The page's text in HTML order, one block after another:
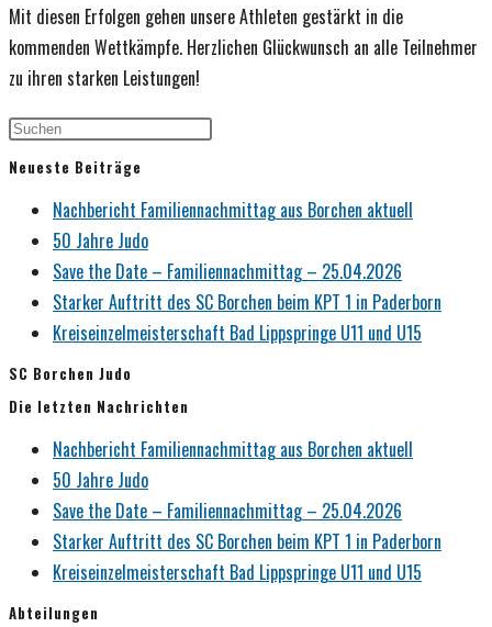
Mit diesen Erfolgen gehen unsere Athleten gestärkt in die
kommenden Wettkämpfe. Herzlichen Glückwunsch an alle Teilnehmer
zu ihren starken Leistungen!
Neueste Beiträge
Nachbericht Familiennachmittag aus Borchen aktuell
50 Jahre Judo
Save the Date – Familiennachmittag – 25.04.2026
Starker Auftritt des SC Borchen beim KPT 1 in Paderborn
Kreiseinzelmeisterschaft Bad Lippspringe U11 und U15
SC Borchen Judo
Die letzten Nachrichten
Nachbericht Familiennachmittag aus Borchen aktuell
50 Jahre Judo
Save the Date – Familiennachmittag – 25.04.2026
Starker Auftritt des SC Borchen beim KPT 1 in Paderborn
Kreiseinzelmeisterschaft Bad Lippspringe U11 und U15
Abteilungen